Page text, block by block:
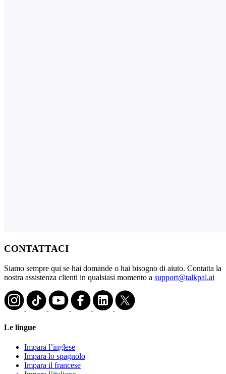
CONTATTACI
Siamo sempre qui se hai domande o hai bisogno di aiuto. Contatta la
nostra assistenza clienti in qualsiasi momento a support@talkpal.ai
Le lingue
Impara l’inglese
Impara lo spagnolo
Impara il francese